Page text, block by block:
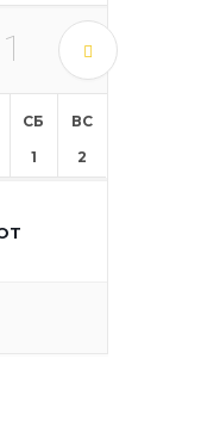
1
СБ
1
ВС
2